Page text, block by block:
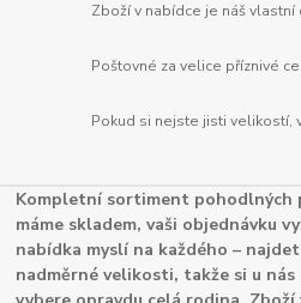
Zboží v nabídce je náš
Poštovné za velice příznivé
Pokud si nejste jisti velikostí,
Kompletní sortiment pohodlných
máme skladem, vaši objednávku
nabídka myslí na každého –
nadměrné velikosti, takže si u